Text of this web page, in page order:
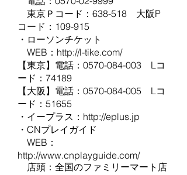
東京Ｐコード：638-518 大阪P
コード：109-915
・ローソンチケット
WEB： http://l-tike.com/
【東京】電話：0570-084-003 Lコ
ード：74189
【大阪】電話：0570-084-005 Lコ
ード：51655
・イープラス： http://eplus.jp
・CNプレイガイド
WEB：
http://www.cnplayguide.com/
店頭：全国のファミリーマート店